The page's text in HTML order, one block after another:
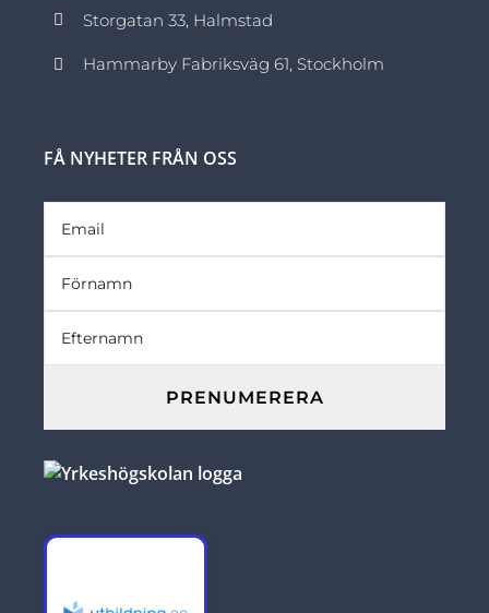
Storgatan 33, Halmstad
Hammarby Fabriksväg 61, Stockholm
FÅ NYHETER FRÅN OSS